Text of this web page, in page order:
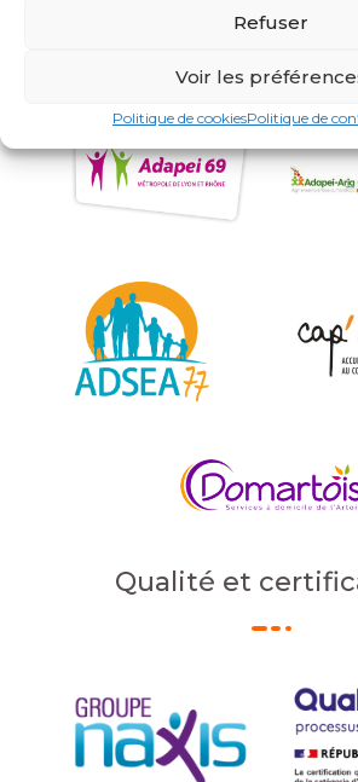
Refuser
Voir les
Politique de cookiesPolitique de
Qualité et